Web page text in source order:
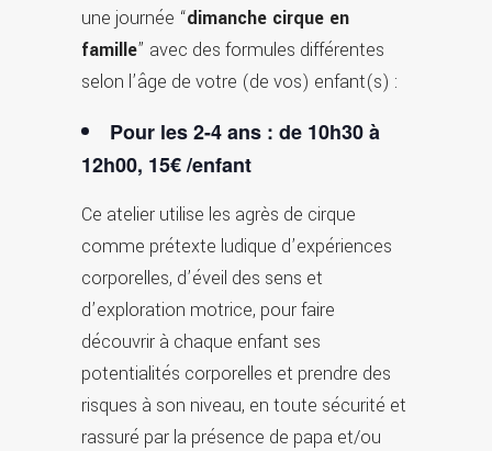
une journée “dimanche cirque en
famille” avec des formules différentes
selon l’âge de votre (de vos) enfant(s) :
Pour les 2-4 ans : de 10h30 à
12h00, 15€ /enfant
Ce atelier utilise les agrès de cirque
comme prétexte ludique d’expériences
corporelles, d’éveil des sens et
d’exploration motrice, pour faire
découvrir à chaque enfant ses
potentialités corporelles et prendre des
risques à son niveau, en toute sécurité et
rassuré par la présence de papa et/ou